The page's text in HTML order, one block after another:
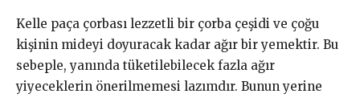
Kelle paça çorbası lezzetli bir çorba çeşidi ve çoğu
kişinin mideyi doyuracak kadar ağır bir yemektir. Bu
sebeple, yanında tüketilebilecek fazla ağır
yiyeceklerin önerilmemesi lazımdır. Bunun yerine